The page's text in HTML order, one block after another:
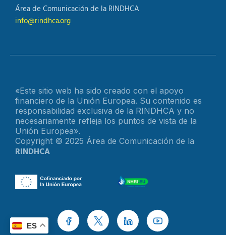
Área de Comunicación de la RINDHCA
info@rindhca.org
«Este sitio web ha sido creado con el apoyo
financiero de la Unión Europea. Su contenido es
responsabilidad exclusiva de la RINDHCA y no
necesariamente refleja los puntos de vista de la
Unión Europea».
Copyright © 2025 Área de Comunicación de la
RINDHCA
ES